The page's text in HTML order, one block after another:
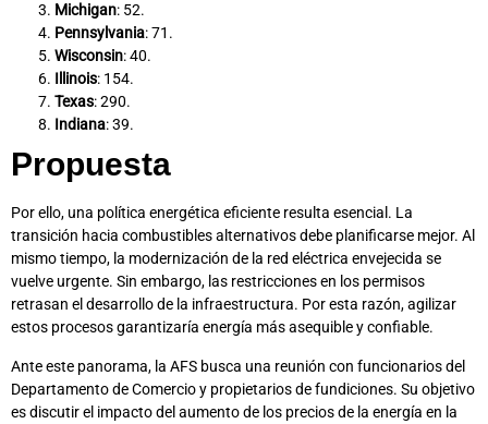
Michigan: 52.
Pennsylvania: 71.
Wisconsin: 40.
Illinois: 154.
Texas: 290.
Indiana: 39.
Propuesta
Por ello, una política energética eficiente resulta esencial. La
transición hacia combustibles alternativos debe planificarse mejor. Al
mismo tiempo, la modernización de la red eléctrica envejecida se
vuelve urgente. Sin embargo, las restricciones en los permisos
retrasan el desarrollo de la infraestructura. Por esta razón, agilizar
estos procesos garantizaría energía más asequible y confiable.
Ante este panorama, la AFS busca una reunión con funcionarios del
Departamento de Comercio y propietarios de fundiciones. Su objetivo
es discutir el impacto del aumento de los precios de la energía en la